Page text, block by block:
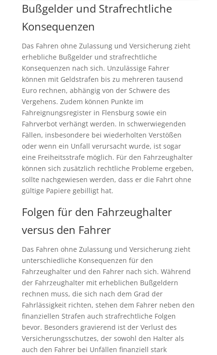
Bußgelder und Strafrechtliche
Konsequenzen
Das Fahren ohne Zulassung und Versicherung zieht
erhebliche Bußgelder und strafrechtliche
Konsequenzen nach sich. Unzulässige Fahrer
können mit Geldstrafen bis zu mehreren tausend
Euro rechnen, abhängig von der Schwere des
Vergehens. Zudem können Punkte im
Fahreignungsregister in Flensburg sowie ein
Fahrverbot verhängt werden. In schwerwiegenden
Fällen, insbesondere bei wiederholten Verstößen
oder wenn ein Unfall verursacht wurde, ist sogar
eine Freiheitsstrafe möglich. Für den Fahrzeughalter
können sich zusätzlich rechtliche Probleme ergeben,
sollte nachgewiesen werden, dass er die Fahrt ohne
gültige Papiere gebilligt hat.
Folgen für den Fahrzeughalter
versus den Fahrer
Das Fahren ohne Zulassung und Versicherung zieht
unterschiedliche Konsequenzen für den
Fahrzeughalter und den Fahrer nach sich. Während
der Fahrzeughalter mit erheblichen Bußgeldern
rechnen muss, die sich nach dem Grad der
Fahrlässigkeit richten, stehen dem Fahrer neben den
finanziellen Strafen auch strafrechtliche Folgen
bevor. Besonders gravierend ist der Verlust des
Versicherungsschutzes, der sowohl den Halter als
auch den Fahrer bei Unfällen finanziell stark